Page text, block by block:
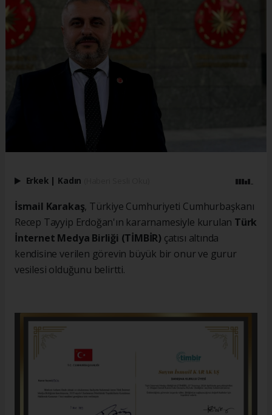
Erkek | Kadın
İsmail Karakaş, Türkiye Cumhuriyeti Cumhurbaşkanı
Recep Tayyip Erdoğan'ın kararnamesiyle kurulan Türk
İnternet Medya Birliği (TİMBİR) çatısı altında
kendisine verilen görevin büyük bir onur ve gurur
vesilesi olduğunu belirtti.